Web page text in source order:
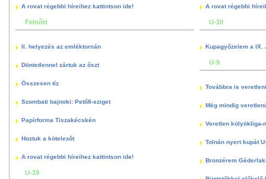
A rovat régebbi híreihez kattintson ide!
Felnőtt
II. helyezés az emléktornán
Döntetlennel zártuk az őszt
Összesen tíz
Szombati bajnoki: Petőfi-sziget
Papírforma Tiszakécskén
Hoztuk a kötelezőt
A rovat régebbi híreihez kattintson ide!
U-19
A rovat régebbi
U-10
Kupagyőzelem a
U-9
Továbbra is
Még mindig
Veretlen kölyökliga-
Tolnán nyert kupát
Bronzérem